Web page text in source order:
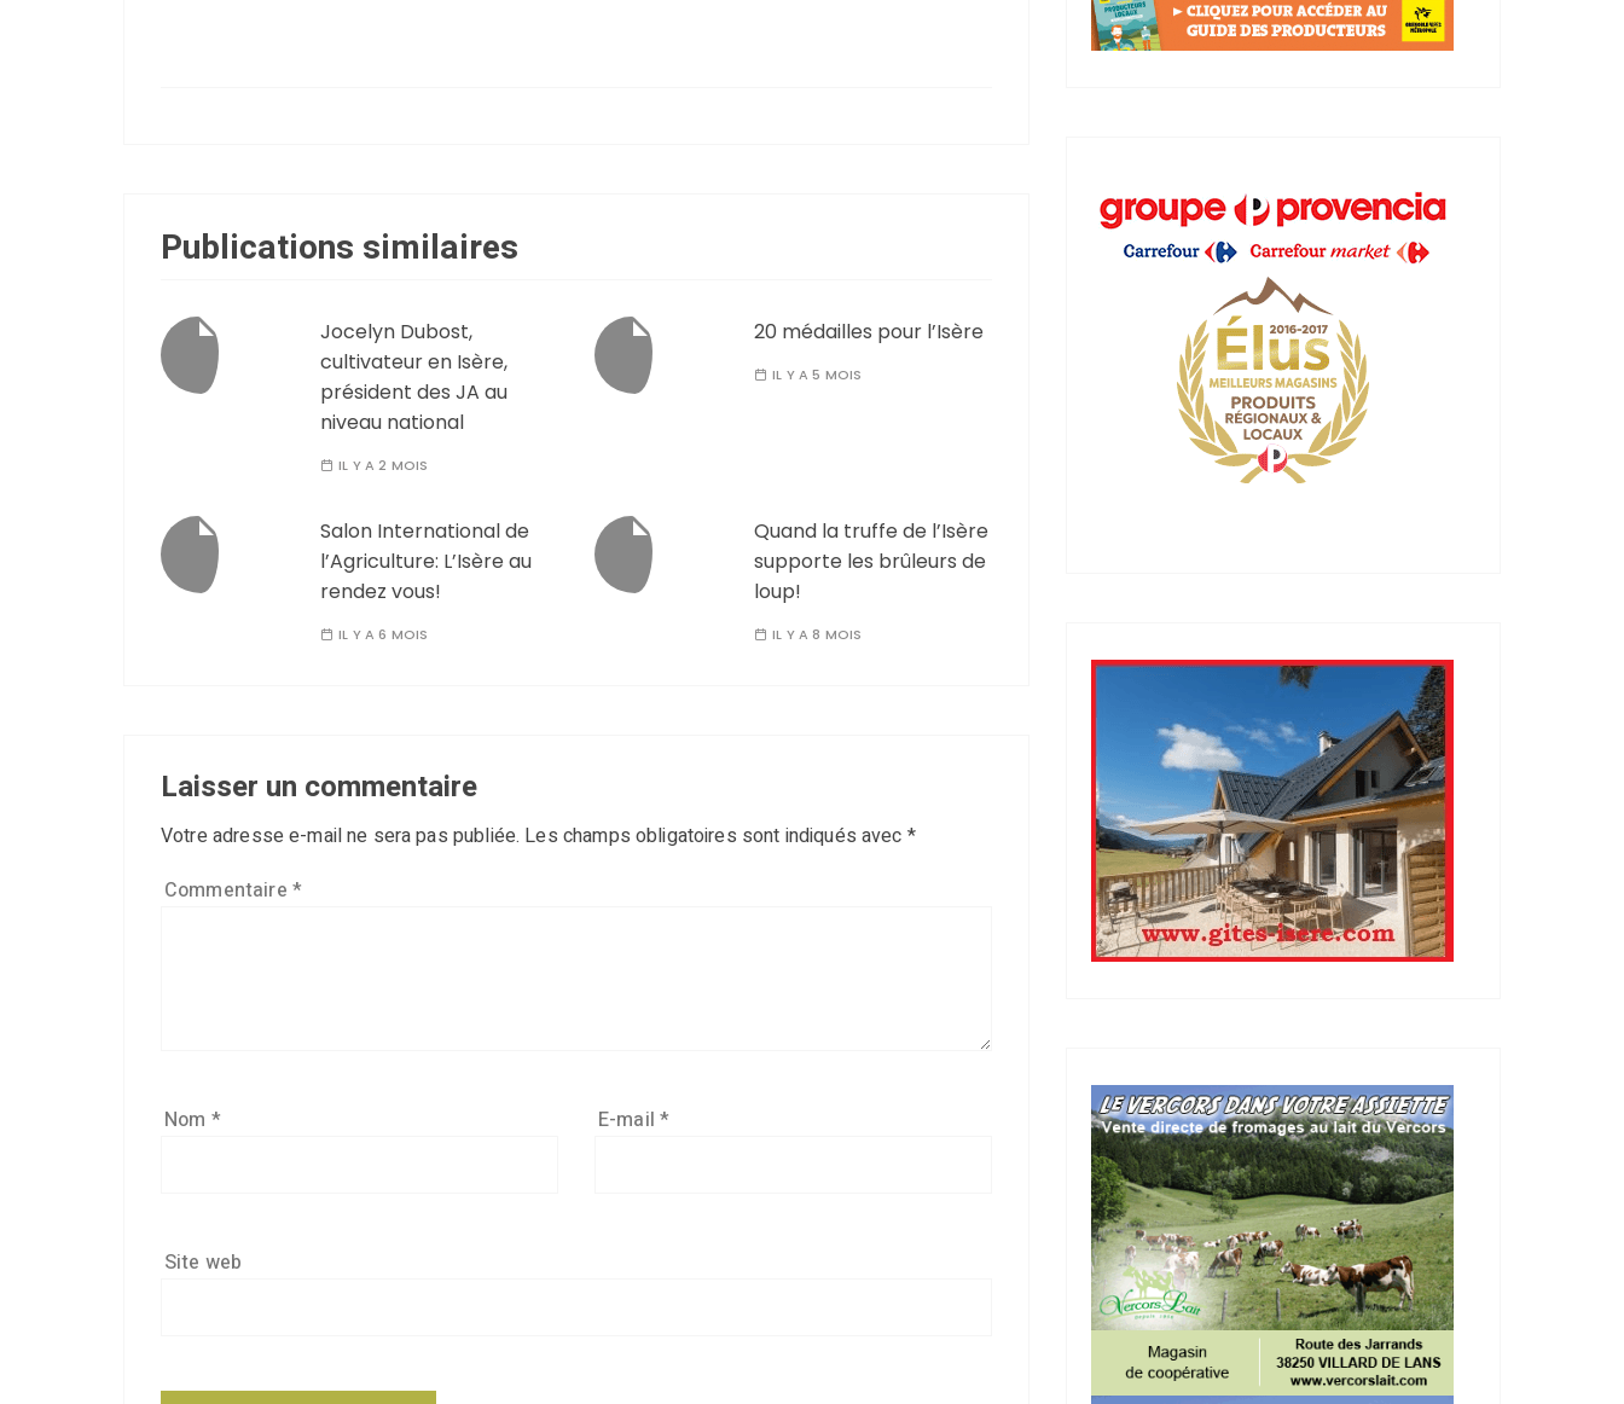
Publications similaires
Jocelyn Dubost,
cultivateur en Isère,
président des JA au
niveau national
IL Y A 2 MOIS
20 médailles pour l’Isère
IL Y A 5 MOIS
Salon International de
l’Agriculture: L’Isère au
rendez vous!
IL Y A 6 MOIS
Quand la truffe de l’Isère
supporte les brûleurs de
loup!
IL Y A 8 MOIS
Laisser un commentaire
Votre adresse e-mail ne sera pas publiée. Les champs obligatoires sont indiqués avec *
Commentaire *
Nom * E-mail*
Site web